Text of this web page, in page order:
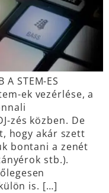
A STEM-ES
ek vezérlése, a
zés közben. De
hogy akár szett
bontani a zenét
stb.).
is. […]